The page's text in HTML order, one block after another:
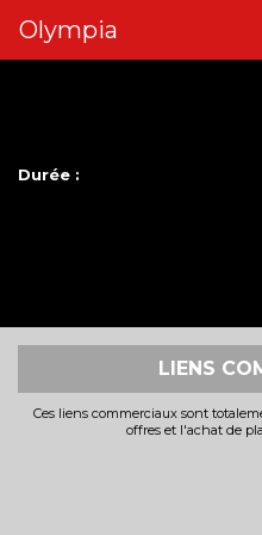
Olympia
Durée :
LIENS
Ces liens commerciaux sont
offres et l'achat de